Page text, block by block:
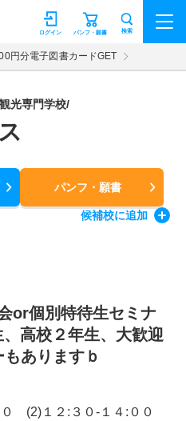
パンフ・願書
ログイン 検索
円分電子図書カードGET
光専門学校/
パンフ・願書
候補校に追加
or個別特待生セミナ
高校２年生、大歓迎
ありますｂ
０ (2)１２:３０-１４:００